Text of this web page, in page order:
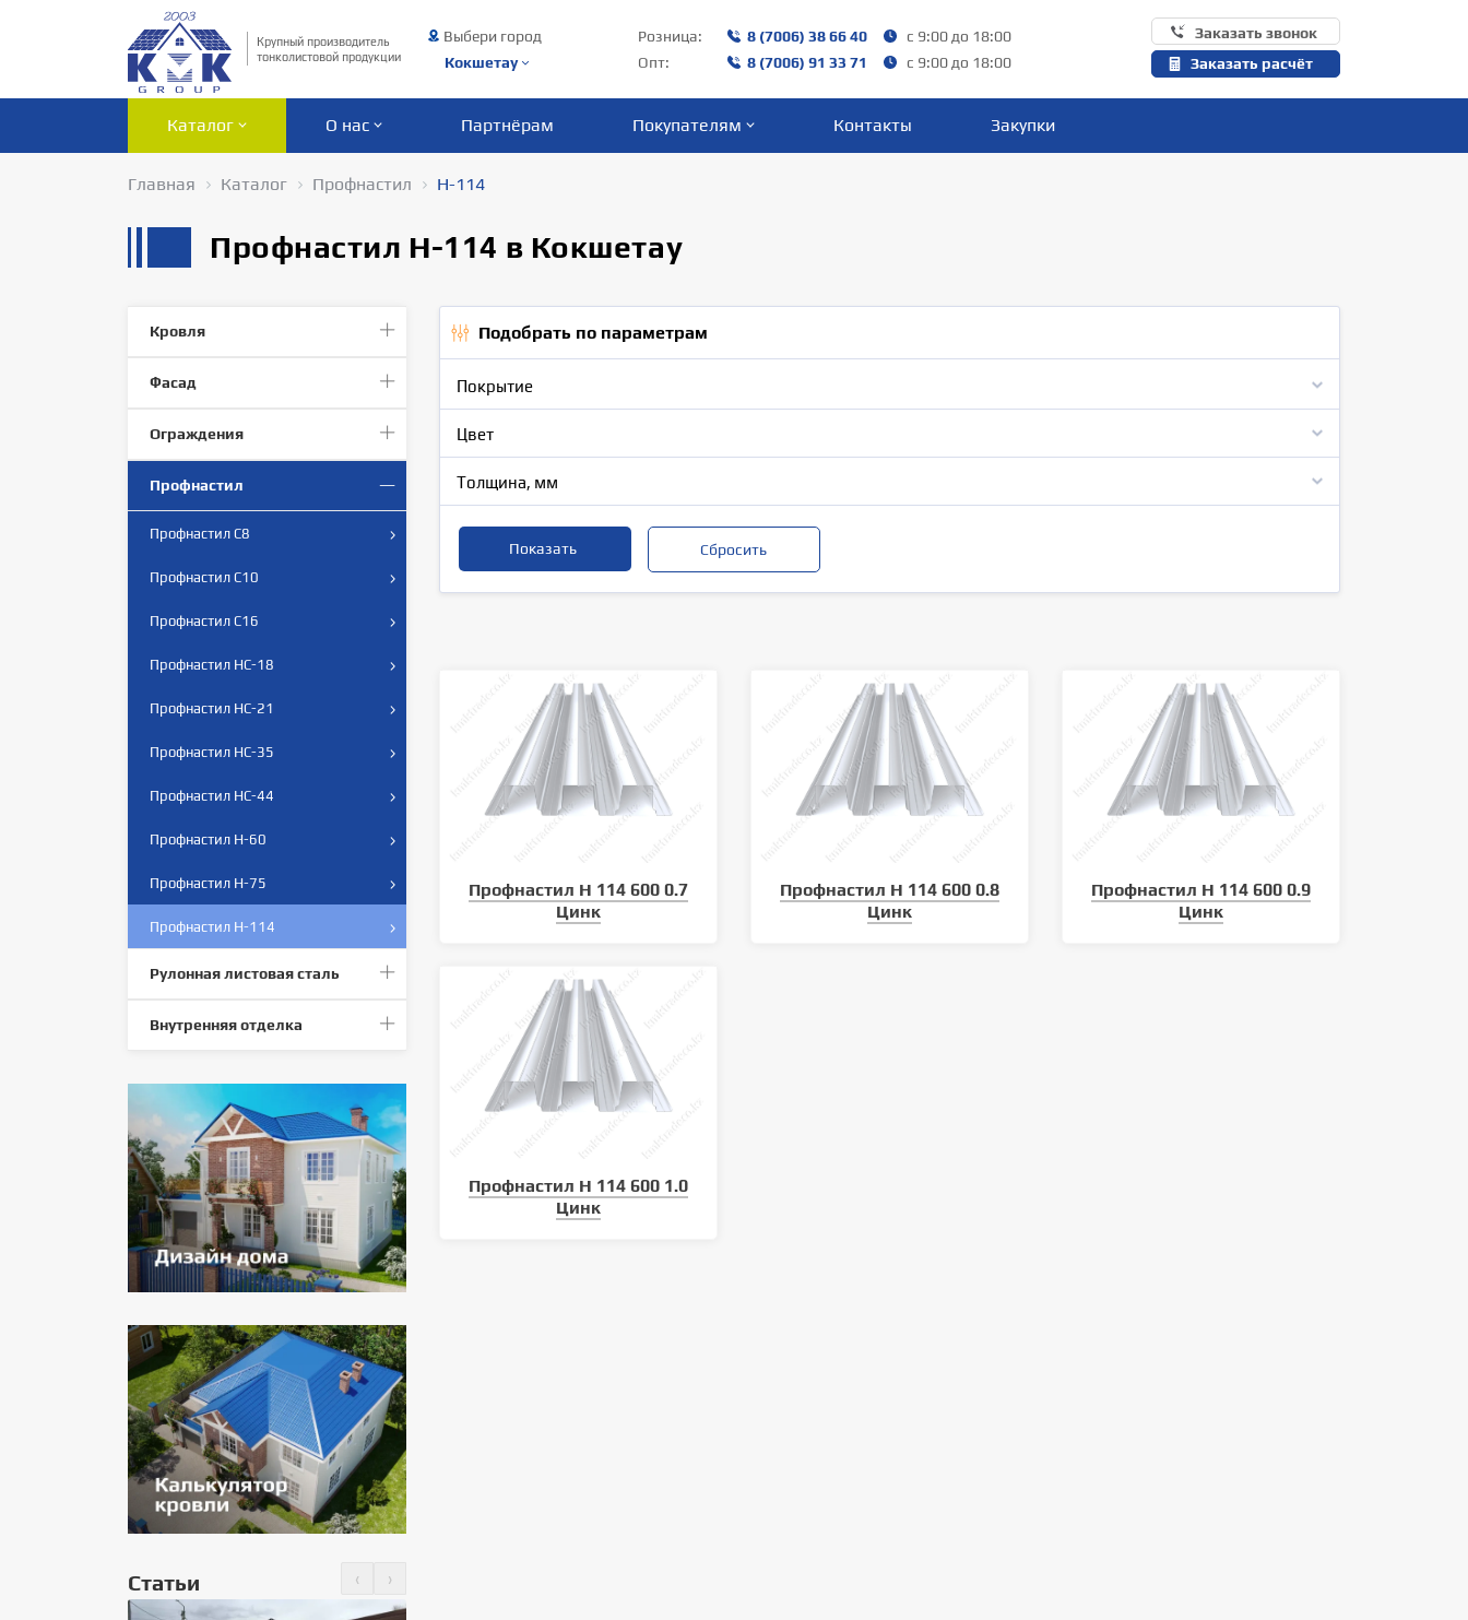
Крупный производитель
тонколистовой продукции
Выбери город
Кокшетау
Розница: 8 (7006) 38 66 40‬
с 9:00 до 18:00
Опт:
8 (7006) 91 33 71 с 9:00 до 18:00
Заказать звонок
Заказать расчёт
Каталог О нас Партнёрам Покупателям Контакты Закупки
Главная Каталог Профнастил Н-114
Профнастил Н-114 в Кокшетау
Кровля
Фасад
Ограждения
Профнастил
Профнастил С8
Профнастил С10
Профнастил С16
Профнастил НС-18
Профнастил НС-21
Профнастил НС-35
Профнастил НС-44
Профнастил Н-60
Профнастил Н-75
Профнастил Н-114
Рулонная листовая сталь
Внутренняя отделка
Статьи ‹ ›
Подобрать по параметрам
Покрытие
Цвет
Толщина, мм
Профнастил Н 114 600 0.7
Цинк
Профнастил Н 114 600 0.8
Цинк
Профнастил Н 114 600 0.9
Цинк
Профнастил Н 114 600 1.0
Цинк